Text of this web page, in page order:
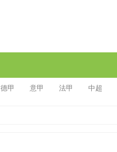
德甲 意甲 法甲 中超